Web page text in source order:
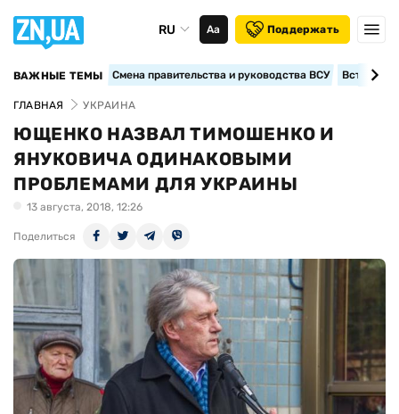
RU Аа Поддержать
ВАЖНЫЕ ТЕМЫ Смена правительства и руководства ВСУ
ГЛАВНАЯ УКРАИНА
ЮЩЕНКО НАЗВАЛ ТИМОШЕНКО И
ЯНУКОВИЧА ОДИНАКОВЫМИ
ПРОБЛЕМАМИ ДЛЯ УКРАИНЫ
13 августа, 2018, 12:26
Поделиться